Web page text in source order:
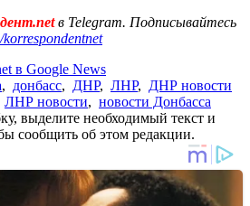
в Telegram. Подписывайтесь
в Google News
, донбасс, ДНР, ЛНР, ДНР новости
ЛНР новости, новости Донбасса
выделите необходимый текст и
сообщить об этом редакции.